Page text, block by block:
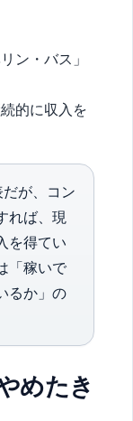
ン・バス」
的に収入を
が、コン
れば、現
を得てい
「稼いで
るか」の
めたき